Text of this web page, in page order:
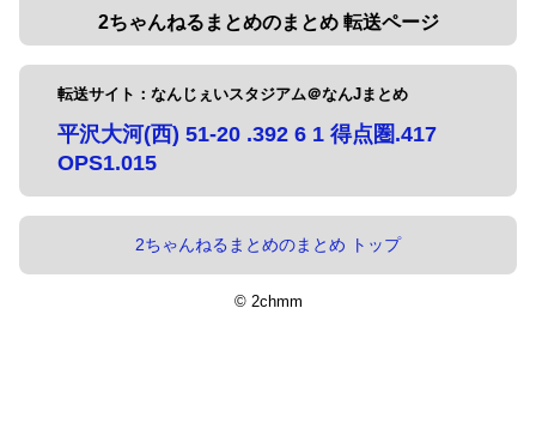
2ちゃんねるまとめのまとめ 転送ページ
転送サイト：なんじぇいスタジアム＠なんJまとめ
平沢大河(西) 51-20 .392 6 1 得点圏.417
OPS1.015
2ちゃんねるまとめのまとめ トップ
© 2chmm